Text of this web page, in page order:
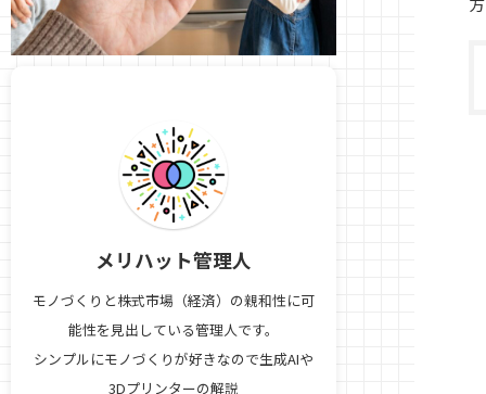
メリハット管理人
モノづくりと株式市場（経済）の親和性に可
能性を見出している管理人です。
シンプルにモノづくりが好きなので生成AIや
3Dプリンターの解説